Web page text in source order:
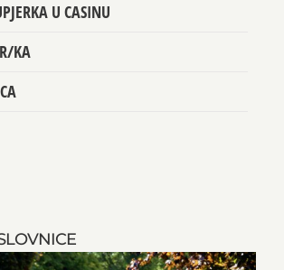
U CASINU
KA